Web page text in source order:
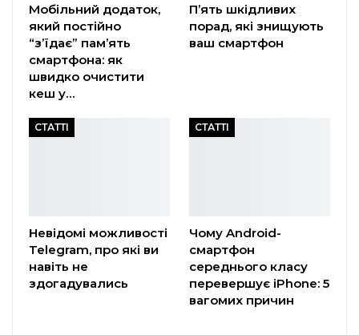
Мобільний додаток,
який постійно
“з’їдає” пам’ять
смартфона: як
швидко очистити
кеш у…
П’ять шкідливих
порад, які знищують
ваш смартфон
СТАТТІ
Невідомі можливості
Telegram, про які ви
навіть не
здогадувались
СТАТТІ
Чому Android-
смартфон
середнього класу
перевершує iPhone: 5
вагомих причин